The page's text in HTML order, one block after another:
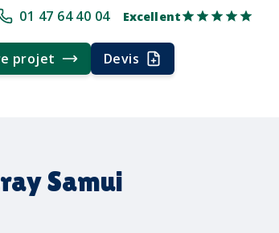
Délai rapide Délai rapide Livraison
01 47 64 40 04 Excellent
projet Devis
Samui